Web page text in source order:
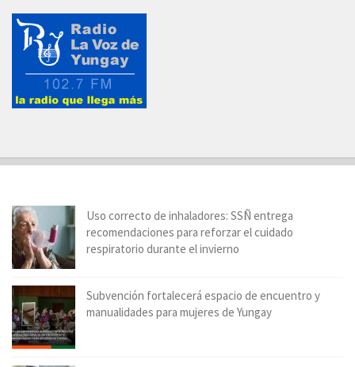
Uso correcto de inhaladores: SSÑ entrega
recomendaciones para reforzar el cuidado
respiratorio durante el invierno
Subvención fortalecerá espacio de encuentro y
manualidades para mujeres de Yungay